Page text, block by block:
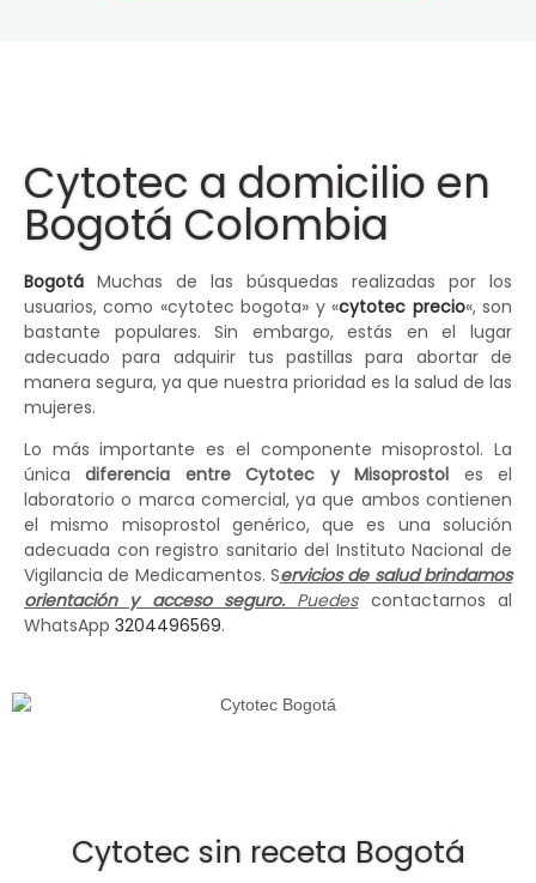
Cytotec a domicilio en
Bogotá Colombia
Bogotá Muchas de las búsquedas realizadas por los
usuarios, como «cytotec bogota» y «cytotec precio«, son
bastante populares. Sin embargo, estás en el lugar
adecuado para adquirir tus pastillas para abortar de
manera segura, ya que nuestra prioridad es la salud de las
mujeres.
Lo más importante es el componente misoprostol. La
únicadiferencia entre Cytotec y Misoprostol es el
laboratorio o marca comercial, ya que ambos contienen
el mismo misoprostol genérico, que es una solución
adecuada con registro sanitario del Instituto Nacional de
Vigilancia de Medicamentos. Servicios de salud brindamos
orientación y acceso seguro. Puedescontactarnos al
WhatsApp 3204496569.
Cytotec sin receta Bogotá